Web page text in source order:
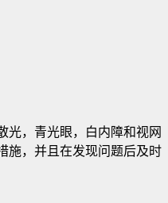
光，青光眼，白内障和视网
施，并且在发现问题后及时